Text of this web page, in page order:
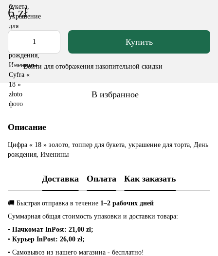
6 zł
Купить
% Войти для отображения накопительной скидки
В избранное
Описание
Цифра « 18 » золото, топпер для букета, украшение для торта, День
рождения, Именины
Доставка Оплата Как заказать
🚚 Быстрая отправка в течение 1–2 рабочих дней
Суммарная общая стоимость упаковки и доставки товара:
• Пачкомат InPost: 21,00 zł;
• Курьер InPost: 26,00 zł;
• Самовывоз из нашего магазина - бесплатно!